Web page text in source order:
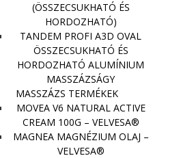
(ÖSSZECSUKHATÓ ÉS
HORDOZHATÓ)
TANDEM PROFI A3D OVAL
ÖSSZECSUKHATÓ ÉS
HORDOZHATÓ ALUMÍNIUM
MASSZÁZSÁGY
MASSZÁZS TERMÉKEK
MOVEA V6 NATURAL ACTIVE
CREAM 100G – VELVESA®
MAGNEA MAGNÉZIUM OLAJ –
VELVESA®